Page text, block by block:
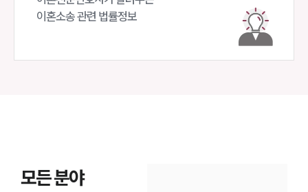
대륜법률상담예약
이혼소송 관련 법률정보
모든 분야